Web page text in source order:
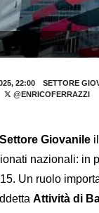
22:00
SETTORE
@ENRICOFERRAZZI
Settore Giovanile
nazionali: in
Un ruolo
Attività di